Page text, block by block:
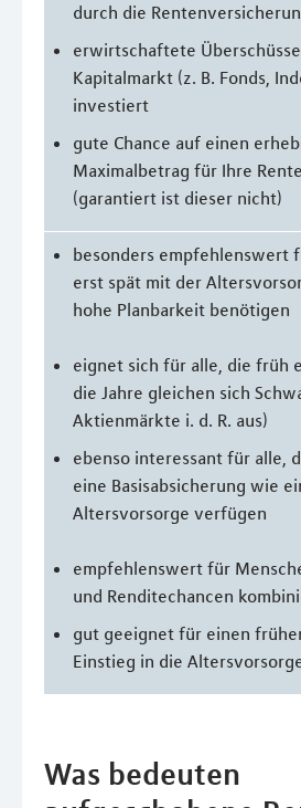
durch die
erwirtschaftete
Kapitalmarkt (z. B. Fonds,
investiert
gute Chance auf einen
Maximalbetrag für Ihre
(garantiert ist dieser nicht)
besonders empfehlenswert
erst spät mit der
hohe Planbarkeit benötigen
eignet sich für alle, die früh
die Jahre gleichen sich
Aktienmärkte i. d. R. aus)
ebenso interessant für alle,
eine Basisabsicherung wie
Altersvorsorge verfügen
empfehlenswert für
und Renditechancen
gut geeignet für einen
Einstieg in die
Was bedeuten